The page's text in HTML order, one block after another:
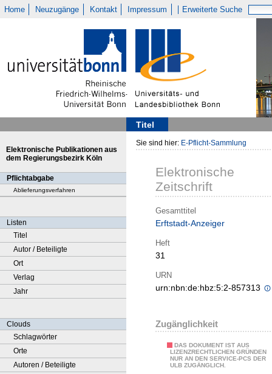
Home Neuzugänge Kontakt Impressum Erweiterte Suche
Titel
Elektronische Publikationen aus
dem Regierungsbezirk Köln
Pflichtabgabe
Ablieferungsverfahren
Listen
Titel
Autor / Beteiligte
Ort
Verlag
Jahr
Clouds
Schlagwörter
Orte
Autoren / Beteiligte
Sie sind hier: E-Pflicht-Sammlung
Elektronische
Zeitschrift
Gesamttitel
Erftstadt-Anzeiger
Heft
31
URN
urn:nbn:de:hbz:5:2-857313
Zugänglichkeit
DAS DOKUMENT IST AUS
LIZENZRECHTLICHEN GRÜNDEN
NUR AN DEN SERVICE-PCS DER
ULB ZUGÄNGLICH.